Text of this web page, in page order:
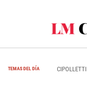
TEMAS DEL DÍA CIPOLLETTI